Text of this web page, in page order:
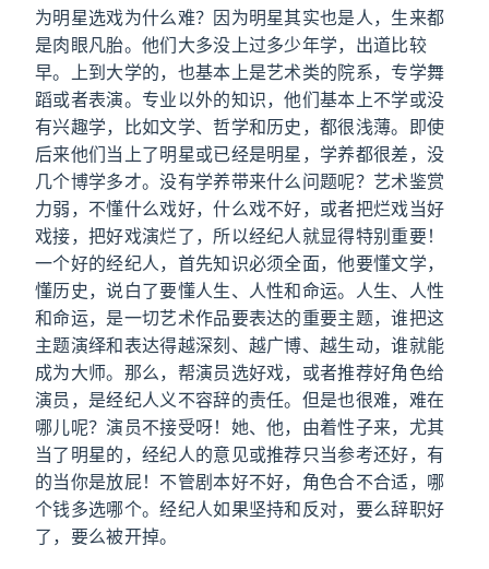
为明星选戏为什么难？因为明星其实也是人，生来都
是肉眼凡胎。他们大多没上过多少年学，出道比较
早。上到大学的，也基本上是艺术类的院系，专学舞
蹈或者表演。专业以外的知识，他们基本上不学或没
有兴趣学，比如文学、哲学和历史，都很浅薄。即使
后来他们当上了明星或已经是明星，学养都很差，没
几个博学多才。没有学养带来什么问题呢？艺术鉴赏
力弱，不懂什么戏好，什么戏不好，或者把烂戏当好
戏接，把好戏演烂了，所以经纪人就显得特别重要！
一个好的经纪人，首先知识必须全面，他要懂文学，
懂历史，说白了要懂人生、人性和命运。人生、人性
和命运，是一切艺术作品要表达的重要主题，谁把这
主题演绎和表达得越深刻、越广博、越生动，谁就能
成为大师。那么，帮演员选好戏，或者推荐好角色给
演员，是经纪人义不容辞的责任。但是也很难，难在
哪儿呢？演员不接受呀！她、他，由着性子来，尤其
当了明星的，经纪人的意见或推荐只当参考还好，有
的当你是放屁！不管剧本好不好，角色合不合适，哪
个钱多选哪个。经纪人如果坚持和反对，要么辞职好
了，要么被开掉。